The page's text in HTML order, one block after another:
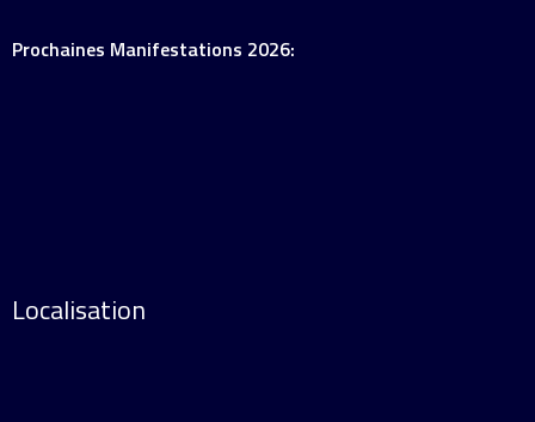
Prochaines Manifestations 2026:
Localisation